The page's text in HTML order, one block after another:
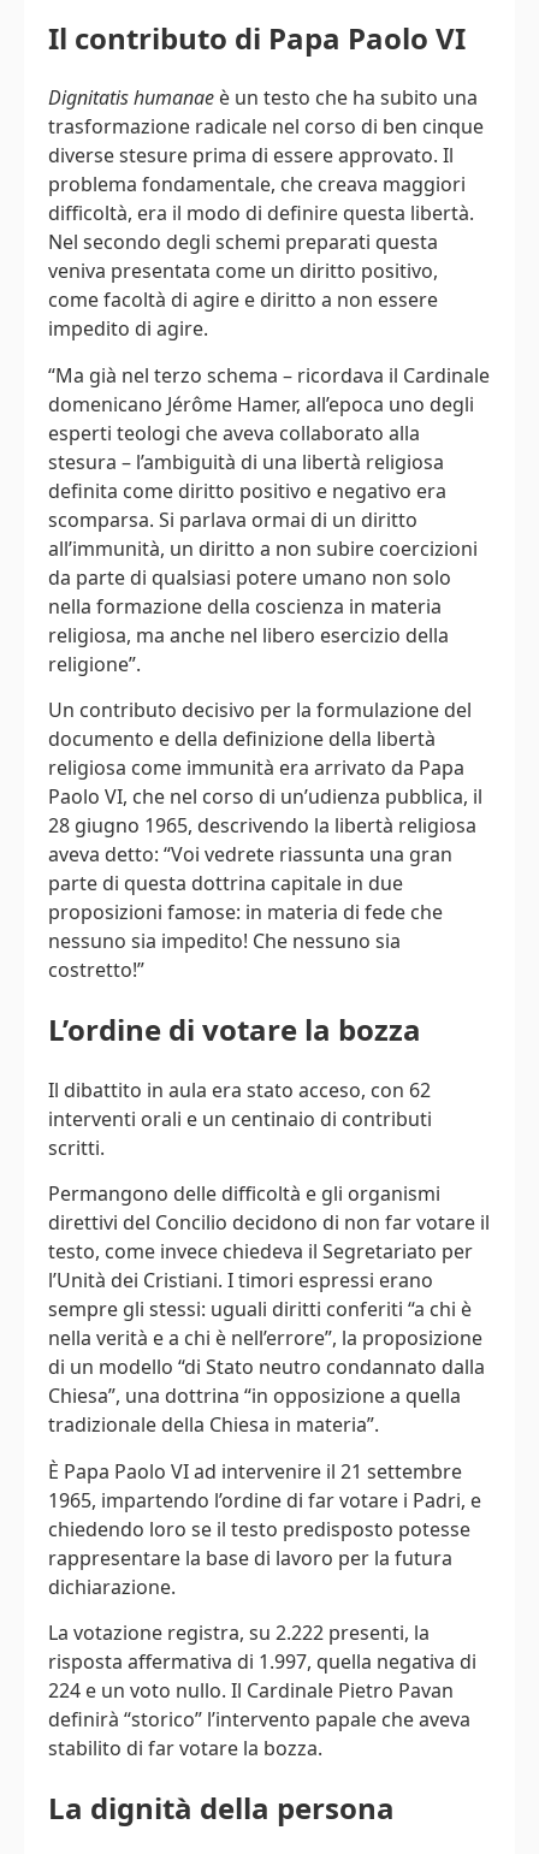
Il contributo di Papa Paolo VI
Dignitatis humanae è un testo che ha subito una
trasformazione radicale nel corso di ben cinque
diverse stesure prima di essere approvato. Il
problema fondamentale, che creava maggiori
difficoltà, era il modo di definire questa libertà.
Nel secondo degli schemi preparati questa
veniva presentata come un diritto positivo,
come facoltà di agire e diritto a non essere
impedito di agire.
“Ma già nel terzo schema – ricordava il Cardinale
domenicano Jérôme Hamer, all’epoca uno degli
esperti teologi che aveva collaborato alla
stesura – l’ambiguità di una libertà religiosa
definita come diritto positivo e negativo era
scomparsa. Si parlava ormai di un diritto
all’immunità, un diritto a non subire coercizioni
da parte di qualsiasi potere umano non solo
nella formazione della coscienza in materia
religiosa, ma anche nel libero esercizio della
religione”.
Un contributo decisivo per la formulazione del
documento e della definizione della libertà
religiosa come immunità era arrivato da Papa
Paolo VI, che nel corso di un’udienza pubblica, il
28 giugno 1965, descrivendo la libertà religiosa
aveva detto: “Voi vedrete riassunta una gran
parte di questa dottrina capitale in due
proposizioni famose: in materia di fede che
nessuno sia impedito! Che nessuno sia
costretto!”
L’ordine di votare la bozza
Il dibattito in aula era stato acceso, con 62
interventi orali e un centinaio di contributi
scritti.
Permangono delle difficoltà e gli organismi
direttivi del Concilio decidono di non far votare il
testo, come invece chiedeva il Segretariato per
l’Unità dei Cristiani. I timori espressi erano
sempre gli stessi: uguali diritti conferiti “a chi è
nella verità e a chi è nell’errore”, la proposizione
di un modello “di Stato neutro condannato dalla
Chiesa”, una dottrina “in opposizione a quella
tradizionale della Chiesa in materia”.
È Papa Paolo VI ad intervenire il 21 settembre
1965, impartendo l’ordine di far votare i Padri, e
chiedendo loro se il testo predisposto potesse
rappresentare la base di lavoro per la futura
dichiarazione.
La votazione registra, su 2.222 presenti, la
risposta affermativa di 1.997, quella negativa di
224 e un voto nullo. Il Cardinale Pietro Pavan
definirà “storico” l’intervento papale che aveva
stabilito di far votare la bozza.
La dignità della persona